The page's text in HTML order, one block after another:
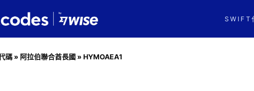
SWIFT
碼 » 阿拉伯聯合酋長國 » HYMOAEA1